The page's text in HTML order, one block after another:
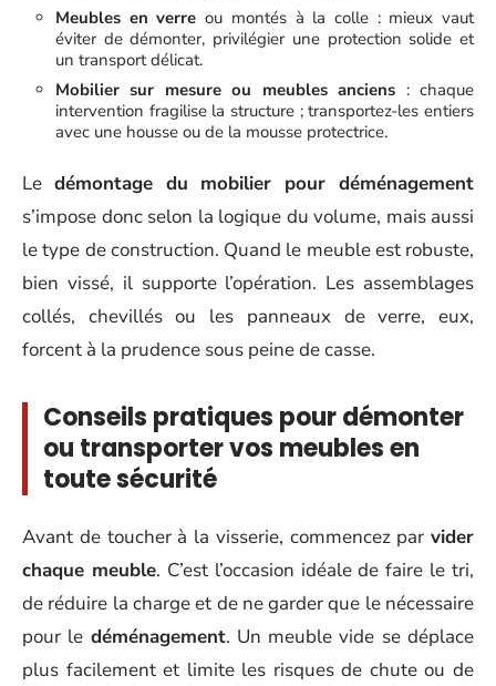
Meubles en verre ou montés à la colle : mieux vaut
éviter de démonter, privilégier une protection solide et
un transport délicat.
Mobilier sur mesure ou meubles anciens : chaque
intervention fragilise la structure ; transportez-les entiers
avec une housse ou de la mousse protectrice.
Le démontage du mobilier pour déménagement
s’impose donc selon la logique du volume, mais aussi
le type de construction. Quand le meuble est robuste,
bien vissé, il supporte l’opération. Les assemblages
collés, chevillés ou les panneaux de verre, eux,
forcent à la prudence sous peine de casse.
Conseils pratiques pour démonter
ou transporter vos meubles en
toute sécurité
Avant de toucher à la visserie, commencez par vider
chaque meuble. C’est l’occasion idéale de faire le tri,
de réduire la charge et de ne garder que le nécessaire
pour le déménagement. Un meuble vide se déplace
plus facilement et limite les risques de chute ou de